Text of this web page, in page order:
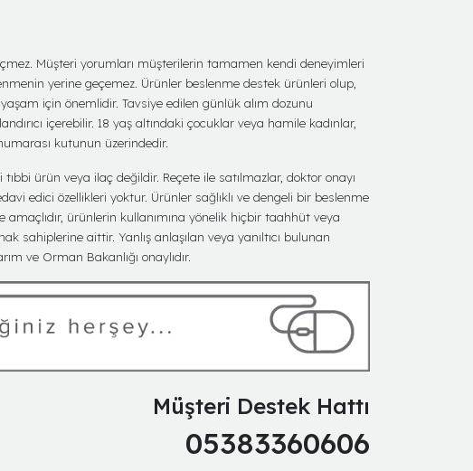
Müşteri yorumları müşterilerin tamamen kendi deneyimleri
yerine geçemez. Ürünler beslenme destek ürünleri olup,
için önemlidir. Tavsiye edilen günlük alım dozunu
içerebilir. 18 yaş altındaki çocuklar veya hamile kadınlar,
kutunun üzerindedir.
ürün veya ilaç değildir. Reçete ile satılmazlar, doktor onayı
edici özellikleri yoktur. Ürünler sağlıklı ve dengeli bir beslenme
ürünlerin kullanımına yönelik hiçbir taahhüt veya
aittir. Yanlış anlaşılan veya yanıltıcı bulunan
ve Orman Bakanlığı onaylıdır.
Müşteri Destek Hattı
05383360606